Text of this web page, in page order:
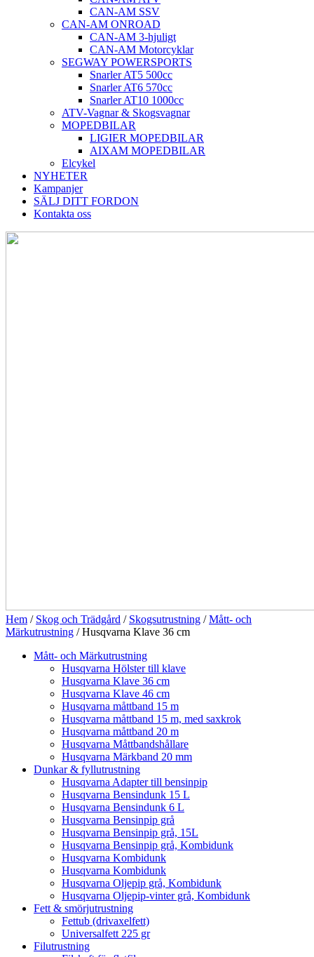
CAN-AM SSV
CAN-AM ONROAD
CAN-AM 3-hjuligt
CAN-AM Motorcyklar
SEGWAY POWERSPORTS
Snarler AT5 500cc
Snarler AT6 570cc
Snarler AT10 1000cc
ATV-Vagnar & Skogsvagnar
MOPEDBILAR
LIGIER MOPEDBILAR
AIXAM MOPEDBILAR
Elcykel
NYHETER
Kampanjer
SÄLJ DITT FORDON
Kontakta oss
Hem / Skog och Trädgård / Skogsutrustning /Mått- och
Märkutrustning / Husqvarna Klave 36 cm
Mått- och Märkutrustning
Husqvarna Hölster till klave
Husqvarna Klave 36 cm
Husqvarna Klave 46 cm
Husqvarna måttband 15 m
Husqvarna måttband 15 m, med saxkrok
Husqvarna måttband 20 m
Husqvarna Måttbandshållare
Husqvarna Märkband 20 mm
Dunkar & fyllutrustning
Husqvarna Adapter till bensinpip
Husqvarna Bensindunk 15 L
Husqvarna Bensindunk 6 L
Husqvarna Bensinpip grå
Husqvarna Bensinpip grå, 15L
Husqvarna Bensinpip grå, Kombidunk
Husqvarna Kombidunk
Husqvarna Kombidunk
Husqvarna Oljepip grå, Kombidunk
Husqvarna Oljepip-vinter grå, Kombidunk
Fett & smörjutrustning
Fettub (drivaxelfett)
Universalfett 225 gr
Filutrustning